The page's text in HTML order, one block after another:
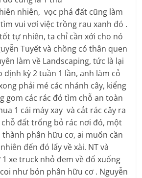
nhiên, vọc phá đất cũng làm
vui vơí việc trồng rau xanh đó .
tự nhiên, ta chỉ cần xới cho nó
Tuyết và chồng có thân quen
làm về Landscaping, tức là lại
kỳ 2 tuần 1 lần, anh làm cỏ
phải mé các nhánh cây, kiểng
gom các rác đó tìm chỗ an toàn
1 cái máy xay và cắt rác cây ra
đất trống bỏ rác nơi đó, một
phân hữu cơ, ai muốn cần
đến đó lấy về xài. NT và
xe truck nhỏ đem về đổ xuống
như bón phân hữu cơ . Nguyễn